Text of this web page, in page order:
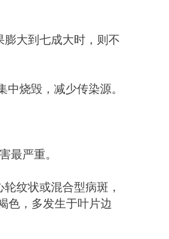
大到七成大时，则不
烧毁，减少传染源。
最严重。
纹状或混合型病斑，
色，多发生于叶片边